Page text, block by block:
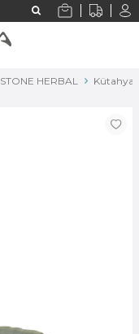
STONE HERBAL Kütahya